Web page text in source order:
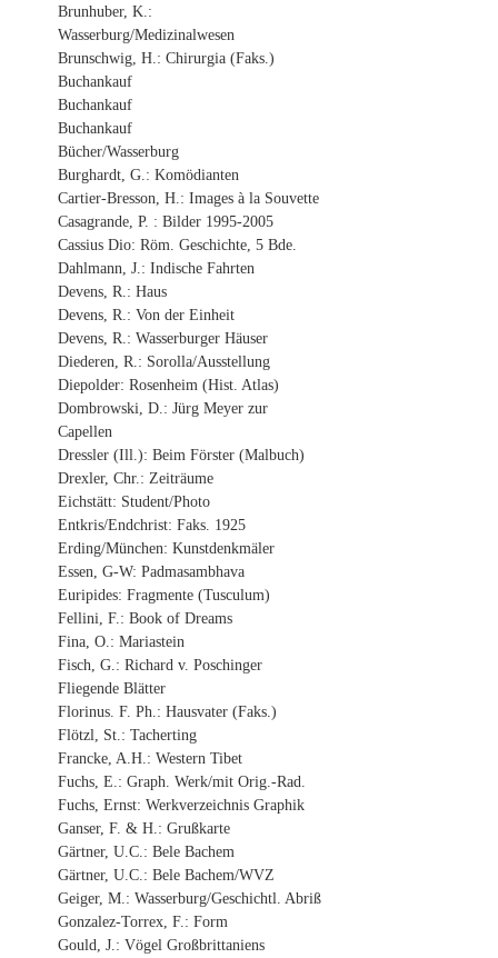
Brunhuber, K.:
Wasserburg/Medizinalwesen
Brunschwig, H.: Chirurgia (Faks.)
Buchankauf
Buchankauf
Buchankauf
Bücher/Wasserburg
Burghardt, G.: Komödianten
Cartier-Bresson, H.: Images à la Souvette
Casagrande, P. : Bilder 1995-2005
Cassius Dio: Röm. Geschichte, 5 Bde.
Dahlmann, J.: Indische Fahrten
Devens, R.: Haus
Devens, R.: Von der Einheit
Devens, R.: Wasserburger Häuser
Diederen, R.: Sorolla/Ausstellung
Diepolder: Rosenheim (Hist. Atlas)
Dombrowski, D.: Jürg Meyer zur
Capellen
Dressler (Ill.): Beim Förster (Malbuch)
Drexler, Chr.: Zeiträume
Eichstätt: Student/Photo
Entkris/Endchrist: Faks. 1925
Erding/München: Kunstdenkmäler
Essen, G-W: Padmasambhava
Euripides: Fragmente (Tusculum)
Fellini, F.: Book of Dreams
Fina, O.: Mariastein
Fisch, G.: Richard v. Poschinger
Fliegende Blätter
Florinus. F. Ph.: Hausvater (Faks.)
Flötzl, St.: Tacherting
Francke, A.H.: Western Tibet
Fuchs, E.: Graph. Werk/mit Orig.-Rad.
Fuchs, Ernst: Werkverzeichnis Graphik
Ganser, F. & H.: Grußkarte
Gärtner, U.C.: Bele Bachem
Gärtner, U.C.: Bele Bachem/WVZ
Geiger, M.: Wasserburg/Geschichtl. Abriß
Gonzalez-Torrex, F.: Form
Gould, J.: Vögel Großbrittaniens